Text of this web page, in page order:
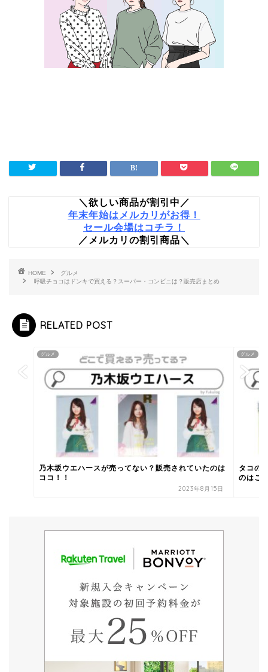
＼欲しい商品が割引中／
年末年始はメルカリがお得！
セール会場はコチラ！
／メルカリの割引商品＼
HOME
グルメ
呼吸チョコはドンキで買える？スーパー・コンビニは？販売店まとめ
RELATED POST
グルメ
乃木坂ウエハースが売ってない？販売されていたのは
ココ！！
2023年8月15日
グルメ
タコの
のはこ